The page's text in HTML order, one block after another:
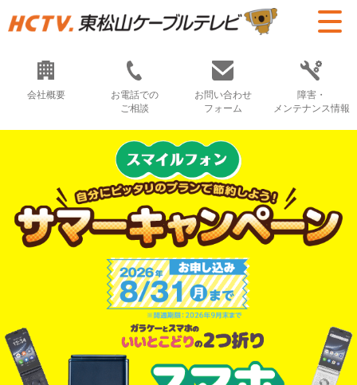
会社概要
お電話での
ご相談
お問い合わせ
フォーム
障害・
メンテナンス情報